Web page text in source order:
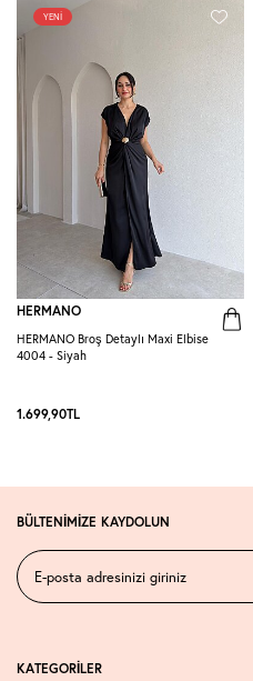
YENI
HERMANO
HERMANO Broş Detaylı Maxi Elbise
4004 - Siyah
1.699,90TL
BÜLTENİMİZE KAYDOLUN
KATEGORİLER